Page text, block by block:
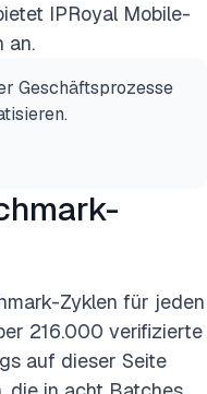
IPRoyal Mobile-
an.
Geschäftsprozesse
Zyklen für jeden
216.000 verifizierte
auf dieser Seite